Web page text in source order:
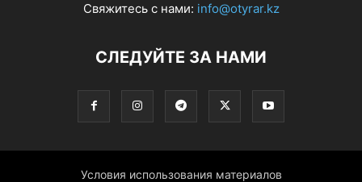
Свяжитесь с нами: info@otyrar.kz
СЛЕДУЙТЕ ЗА НАМИ
Условия использования материалов